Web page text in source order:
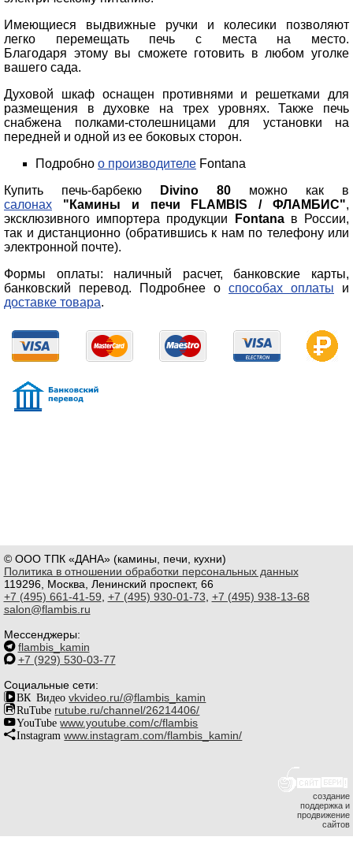
Имеющиеся выдвижные ручки и колесики позволяют
легко перемещать печь с места на место.
Благодаря этому вы сможете готовить в любом уголке
вашего сада.
Духовой шкаф оснащен противнями и решетками для
размещения в духовке на трех уровнях. Также печь
снабжена полками-столешницами для установки на
передней и одной из ее боковых сторон.
Подробно о производителе Fontana
Купить печь-барбекю
Divino 80 можно как в
салонах "Камины и печи FLAMBIS / ФЛАМБИС",
эксклюзивного импортера продукции
Fontanaв России,
так и дистанционно (обратившись к нам по телефону или
электронной почте).
Формы оплаты: наличный расчет, банковские карты,
банковский перевод. Подробнее о способах оплаты и
доставке товара.
© ООО ТПК «ДАНА» (камины, печи, кухни)
Политика в отношении обработки персональных данных
119296, Москва, Ленинский проспект, 66
+7 (495) 661-41-59 +7 (495) 930-01-73 +7 (495) 938-13-68
salon@flambis.ru
Мессенджеры:
flambis_kamin
+7 (929) 530-03-77
Социальные сети:
ВК Видео vkvideo.ru/@flambis_kamin
RuTube rutube.ru/channel/26214406/
YouTube www.youtube.com/c/flambis
Instagram www.instagram.com/flambis_kamin/
создание
поддержка и
продвижение
сайтов